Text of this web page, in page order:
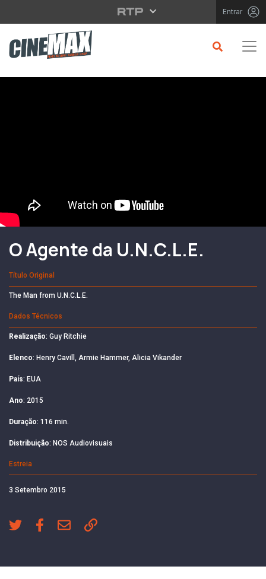
Saltar para o conteúdo principal Entrar
Filme em Cartaz
O Agente da U.N.C.L.E.
Título Original
The Man from U.N.C.L.E.
Dados Técnicos
Realização: Guy Ritchie
Elenco: Henry Cavill, Armie Hammer, Alicia Vikander
País: EUA
Ano: 2015
Duração: 116 min.
Distribuição: NOS Audiovisuais
Estreia
3 Setembro 2015